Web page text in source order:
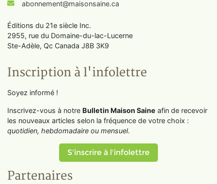
abonnement@maisonsaine.ca
Éditions du 21e siècle Inc.
2955, rue du Domaine-du-lac-Lucerne
Ste-Adèle, Qc Canada J8B 3K9
Inscription à l'infolettre
Soyez informé !
Inscrivez-vous à notre Bulletin Maison Saine afin de recevoir
les nouveaux articles selon la fréquence de votre choix :
quotidien, hebdomadaire ou mensuel.
S'inscrire à l'infolettre
Partenaires